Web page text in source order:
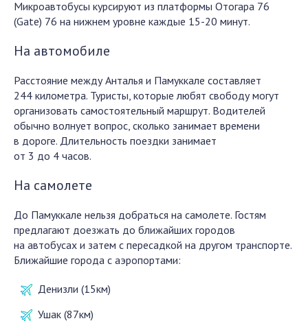
Микроавтобусы курсируют из платформы Отогара 76
(Gate) 76 на нижнем уровне каждые 15-20 минут.
На автомобиле
Расстояние между Анталья и Памуккале составляет
244 километра. Туристы, которые любят свободу могут
организовать самостоятельный маршрут. Водителей
обычно волнует вопрос, сколько занимает времени
в дороге. Длительность поездки занимает
от 3 до 4 часов.
На самолете
До Памуккале нельзя добраться на самолете. Гостям
предлагают доезжать до ближайших городов
на автобусах и затем с пересадкой на другом транспорте.
Ближайшие города с аэропортами:
Денизли (15км)
Ушак (87км)